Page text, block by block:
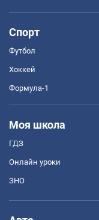
Спорт
Футбол
Хоккей
Формула-1
Моя школа
ГДЗ
Онлайн уроки
ЗНО